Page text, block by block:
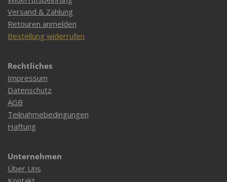
Versand & Zahlung
Retouren anmelden
Bestellung widerrufen
Rechtliches
Impressum
Datenschutz
AGB
Teilnahmebedingungen
Haftung
Unternehmen
Über Uns